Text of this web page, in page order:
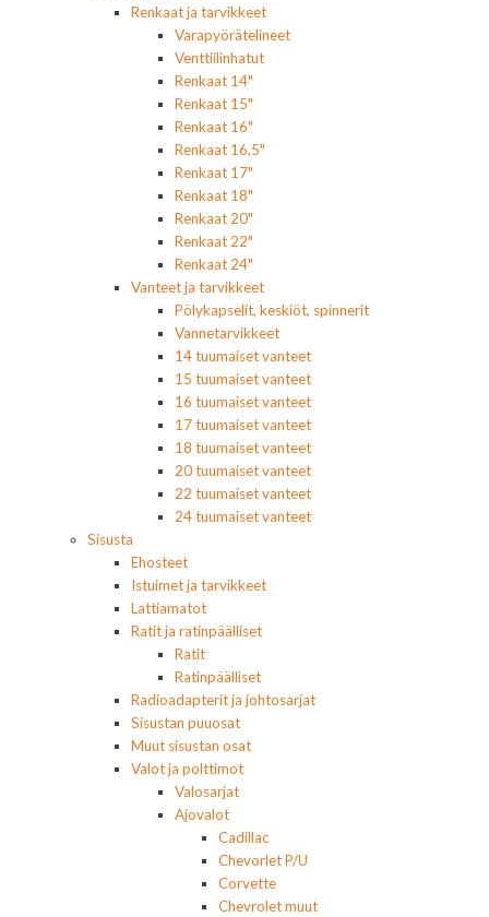
Renkaat ja tarvikkeet
Varapyörätelineet
Venttiilinhatut
Renkaat 14"
Renkaat 15"
Renkaat 16"
Renkaat 16,5"
Renkaat 17"
Renkaat 18"
Renkaat 20"
Renkaat 22"
Renkaat 24"
Vanteet ja tarvikkeet
Pölykapselit, keskiöt, spinnerit
Vannetarvikkeet
14 tuumaiset vanteet
15 tuumaiset vanteet
16 tuumaiset vanteet
17 tuumaiset vanteet
18 tuumaiset vanteet
20 tuumaiset vanteet
22 tuumaiset vanteet
24 tuumaiset vanteet
Sisusta
Ehosteet
Istuimet ja tarvikkeet
Lattiamatot
Ratit ja ratinpäälliset
Ratit
Ratinpäälliset
Radioadapterit ja johtosarjat
Sisustan puuosat
Muut sisustan osat
Valot ja polttimot
Valosarjat
Ajovalot
Cadillac
Chevorlet P/U
Corvette
Chevrolet muut